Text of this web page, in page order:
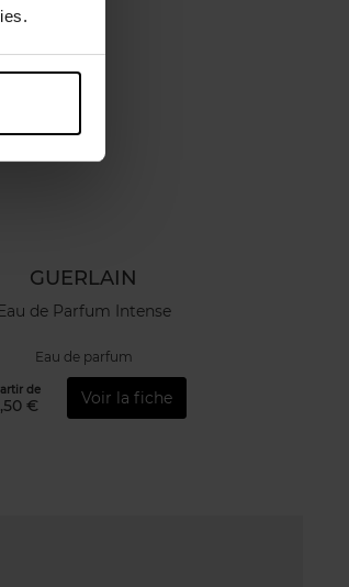
GUERLAIN
Eau de Parfum Intense
Eau de parfum
de
€ Voir la fiche